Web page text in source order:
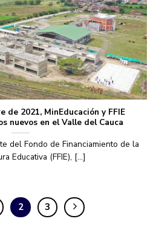
de 2021, MinEducación y FFIE
nuevos en el Valle del Cauca
del Fondo de Financiamiento de la
Educativa (FFIE), [...]
2 3